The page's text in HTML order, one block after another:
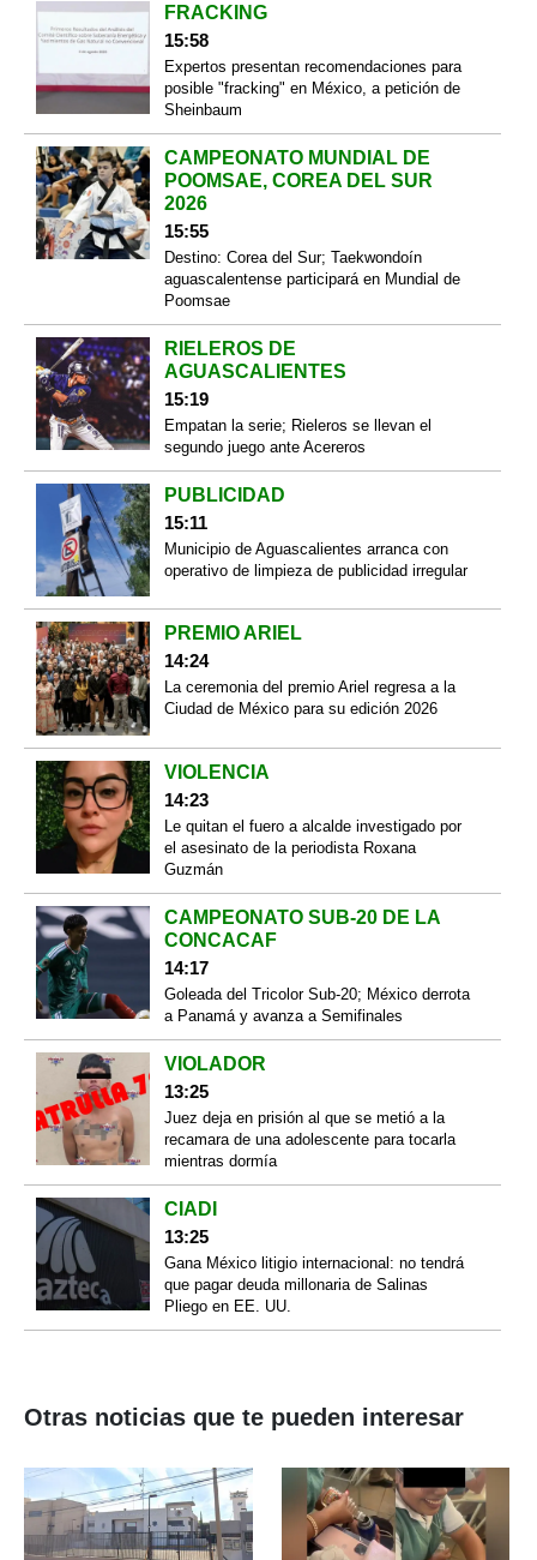
FRACKING
15:58
Expertos presentan recomendaciones para
posible "fracking" en México, a petición de
Sheinbaum
CAMPEONATO MUNDIAL DE
POOMSAE, COREA DEL SUR
2026
15:55
Destino: Corea del Sur; Taekwondoín
aguascalentense participará en Mundial de
Poomsae
RIELEROS DE
AGUASCALIENTES
15:19
Empatan la serie; Rieleros se llevan el
segundo juego ante Acereros
PUBLICIDAD
15:11
Municipio de Aguascalientes arranca con
operativo de limpieza de publicidad irregular
PREMIO ARIEL
14:24
La ceremonia del premio Ariel regresa a la
Ciudad de México para su edición 2026
VIOLENCIA
14:23
Le quitan el fuero a alcalde investigado por
el asesinato de la periodista Roxana
Guzmán
CAMPEONATO SUB-20 DE LA
CONCACAF
14:17
Goleada del Tricolor Sub-20; México derrota
a Panamá y avanza a Semifinales
VIOLADOR
13:25
Juez deja en prisión al que se metió a la
recamara de una adolescente para tocarla
mientras dormía
CIADI
13:25
Gana México litigio internacional: no tendrá
que pagar deuda millonaria de Salinas
Pliego en EE. UU.
Otras noticias que te pueden interesar